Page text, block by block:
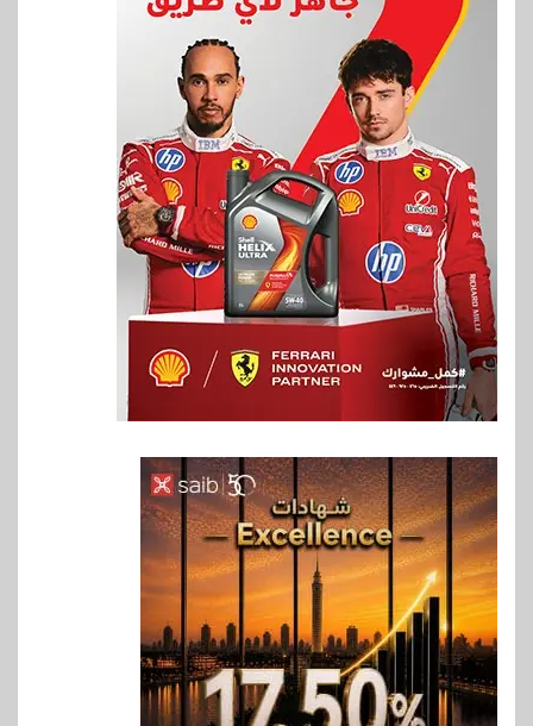
6
اخبار
غرفة القاهرة تنظم ندوة إلكترونية
لدعم الصادرات وتحقيق
مستهدفات رؤية مصر 2030
7
بنوك
بنك مصر يشارك في فعالية اليوم